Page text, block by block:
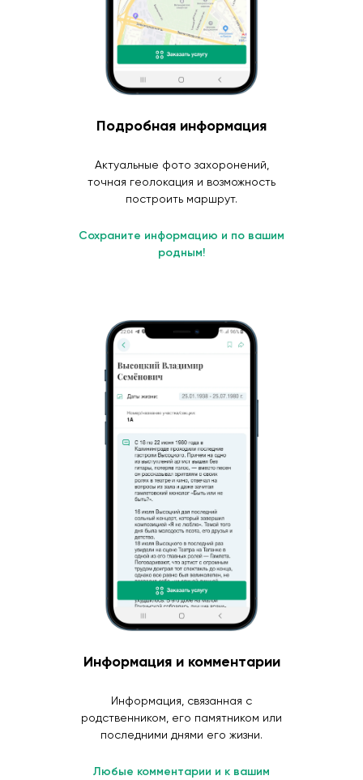
Подробная информация
Актуальные фото захоронений,
точная геолокация и возможность
построить маршрут.
Сохраните информацию и по вашим
родным!
Информация и комментарии
Информация, связанная с
родственником, его памятником или
последними днями его жизни.
Любые комментарии и к вашим